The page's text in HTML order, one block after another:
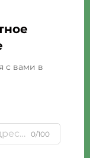
с вами в
0/100